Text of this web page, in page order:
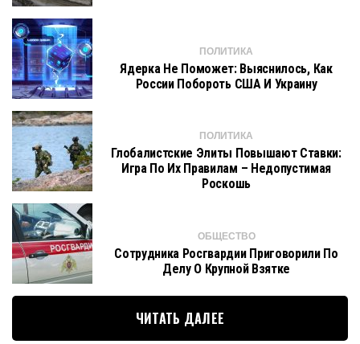
ПОЛИТИКА
Ядерка Не Поможет: Выяснилось, Как
России Побороть США И Украину
ПОЛИТИКА
Глобалистские Элиты Повышают Ставки:
Игра По Их Правилам – Недопустимая
Роскошь
ОБЩЕСТВО
Сотрудника Росгвардии Приговорили По
Делу О Крупной Взятке
ЧИТАТЬ ДАЛЕЕ